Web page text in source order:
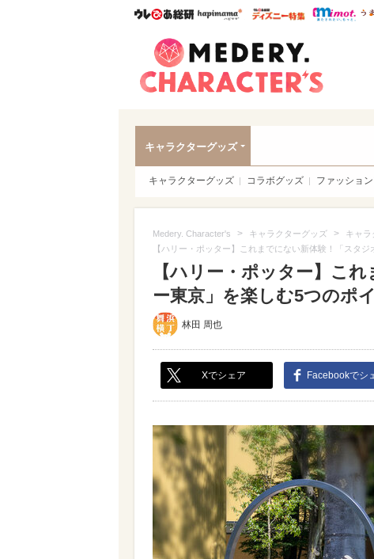
ウレぴあ総研ハピママ* ウレぴあ総
キャラクターグッズ
キャラクターグッズ コラボグッズ ファッショ
Medery. Character's > キャラクターグッズ > キャラ
【ハリー・ポッター】これまでにない新体験！「スタ
【ハリー・ポッター】こ
ー東京」を楽しむ5つのポ
林田 周也
Xでシェア Facebookでシ